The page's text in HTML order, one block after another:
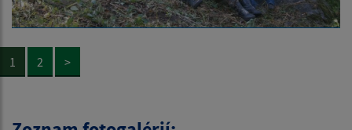
1 2 >